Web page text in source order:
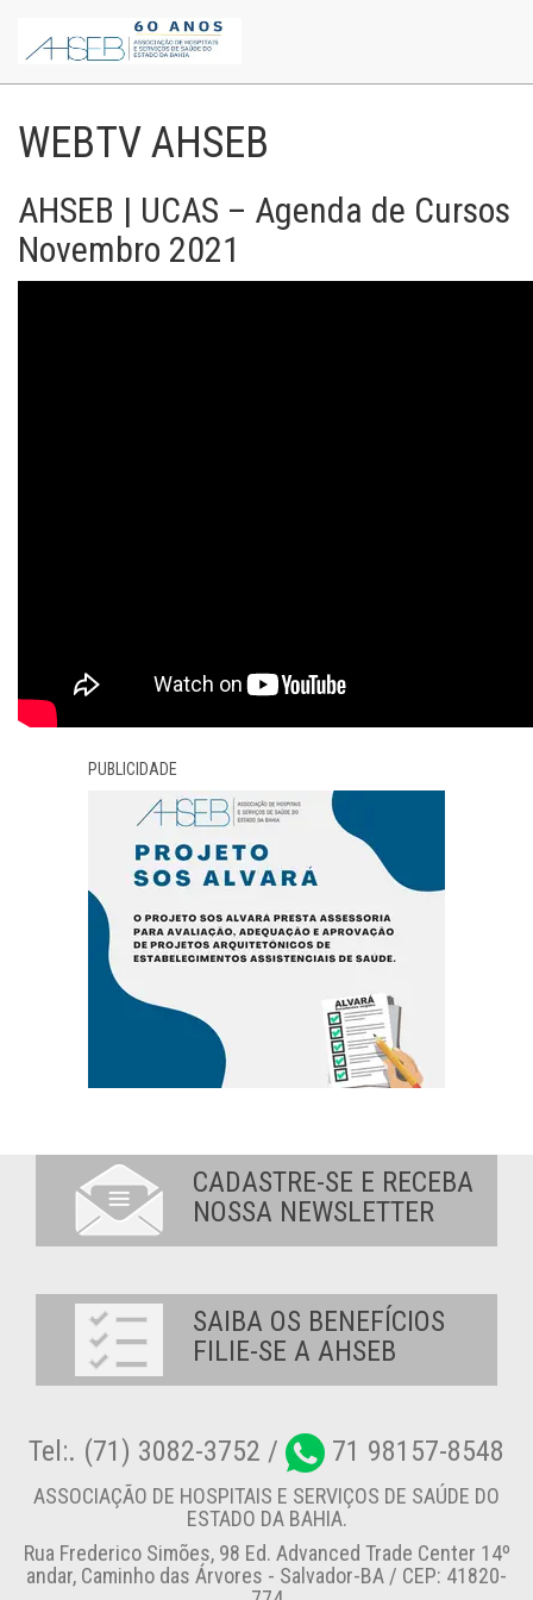
WEBTV AHSEB
AHSEB | UCAS – Agenda de Cursos
Novembro 2021
PUBLICIDADE
CADASTRE-SE E RECEBA
NOSSA NEWSLETTER
SAIBA OS BENEFÍCIOS
FILIE-SE A AHSEB
Tel:. (71) 3082-3752 / 71 98157-8548
ASSOCIAÇÃO DE HOSPITAIS E SERVIÇOS DE SAÚDE DO
ESTADO DA BAHIA.
Rua Frederico Simões, 98 Ed. Advanced Trade Center 14º
andar, Caminho das Árvores - Salvador-BA / CEP: 41820-